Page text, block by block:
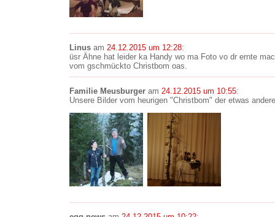
Linus am 24.12.2015 um 12:28:
üsr Ähne hat leider ka Handy wo ma Foto vo dr ernte
vom gschmückto Christbom oas.
Familie Meusburger am 24.12.2015 um 10:55:
Unsere Bilder vom heurigen "Christbom" der etwas